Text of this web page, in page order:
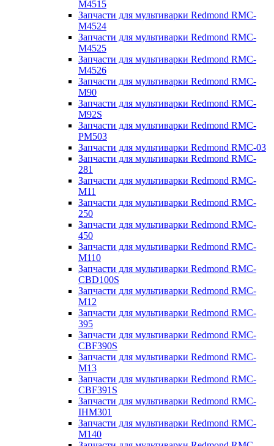
M4515
Запчасти для мультиварки Redmond RMC-
M4524
Запчасти для мультиварки Redmond RMC-
M4525
Запчасти для мультиварки Redmond RMC-
M4526
Запчасти для мультиварки Redmond RMC-
M90
Запчасти для мультиварки Redmond RMC-
M92S
Запчасти для мультиварки Redmond RMC-
PM503
Запчасти для мультиварки Redmond RMC-03
Запчасти для мультиварки Redmond RMC-
281
Запчасти для мультиварки Redmond RMC-
M11
Запчасти для мультиварки Redmond RMC-
250
Запчасти для мультиварки Redmond RMC-
450
Запчасти для мультиварки Redmond RMC-
M110
Запчасти для мультиварки Redmond RMC-
CBD100S
Запчасти для мультиварки Redmond RMC-
M12
Запчасти для мультиварки Redmond RMC-
395
Запчасти для мультиварки Redmond RMC-
CBF390S
Запчасти для мультиварки Redmond RMC-
M13
Запчасти для мультиварки Redmond RMC-
CBF391S
Запчасти для мультиварки Redmond RMC-
IHM301
Запчасти для мультиварки Redmond RMC-
M140